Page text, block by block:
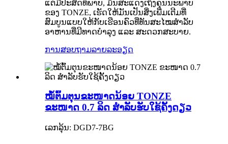
ແຕ່ມີປະສິດທິພາບ, ມັນສະແດງເຖິງຄຸນນະພາບ
ຂອງ TONZE, ເຮັດໃຫ້ມັນເປັນສິ່ງເພີ່ມເຕີມທີ່
ສົມບູນແບບໃຫ້ກັບເຮືອນຄົວທີ່ທັນສະໄໝສຳລັບ
ອາຫານທີ່ມີທາດບຳລຸງ ແລະ ສະດວກສະບາຍ.
ການສອບຖາມລາຍລະອຽດ
ໝໍ້ຕົ້ມຕຸນຂະໜາດນ້ອຍ TONZE
ຂະໜາດ 0.7 ລິດ ສຳລັບຮັບໃຊ້ຄັ້ງດຽວ
ເລກລຸ້ນ: DGD7-7BG